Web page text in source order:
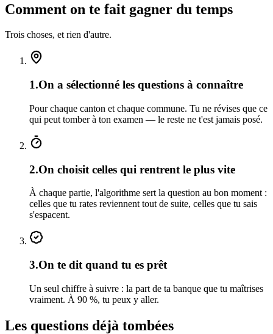
Comment on te fait gagner du temps
Trois choses, et rien d'autre.
1.On a sélectionné les questions à connaître
Pour chaque canton et chaque commune. Tu ne révises que ce
qui peut tomber à ton examen — le reste ne t'est jamais posé.
2.On choisit celles qui rentrent le plus vite
À chaque partie, l'algorithme sert la question au bon moment :
celles que tu rates reviennent tout de suite, celles que tu sais
s'espacent.
3.On te dit quand tu es prêt
Un seul chiffre à suivre : la part de ta banque que tu maîtrises
vraiment. À 90 %, tu peux y aller.
Les questions déjà tombées